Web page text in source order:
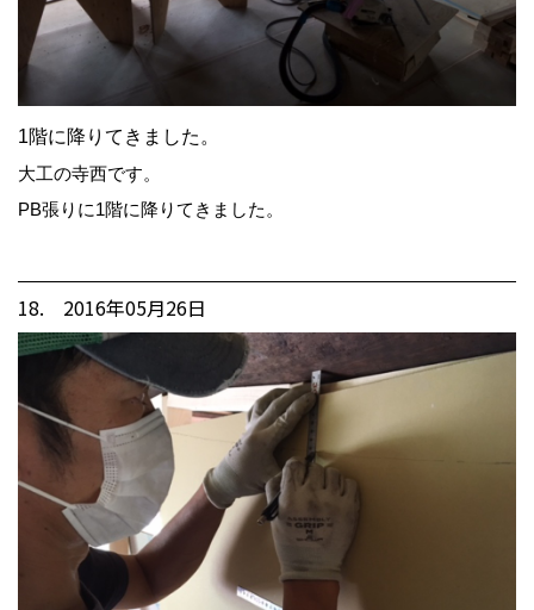
1階に降りてきました。
大工の寺西です。
PB張りに1階に降りてきました。
18. 2016年05月26日